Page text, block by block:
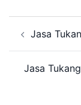
Jasa
Jasa